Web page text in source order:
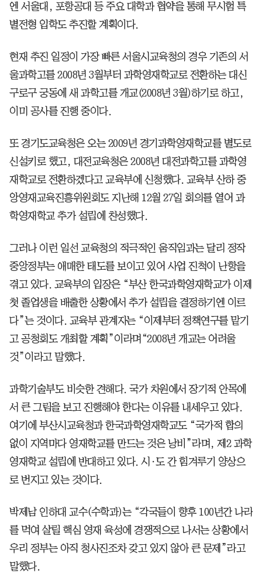
엔 서울대, 포항공대 등 주요 대학과 협약을 통해 무시험 특
별전형 입학도 추진할 계획이다.
현재 추진 일정이 가장 빠른 서울시교육청의 경우 기존의 서
울과학고를 2008년 3월부터 과학영재학교로 전환하는 대신
구로구 궁동에 새 과학고를 개교(2008년 3월)하기로 하고,
이미 공사를 진행 중이다.
또 경기도교육청은 오는 2009년 경기과학영재학교를 별도로
신설키로 했고, 대전교육청은 2008년 대전과학고를 과학영
재학교로 전환하겠다고 교육부에 신청했다. 교육부 산하 중
앙영재교육진흥위원회도 지난해 12월 27일 회의를 열어 과
학영재학교 추가 설립에 찬성했다.
그러나 이런 일선 교육청의 적극적인 움직임과는 달리 정작
중앙정부는 애매한 태도를 보이고 있어 사업 진척이 난항을
겪고 있다. 교육부의 입장은 “부산 한국과학영재학교가 이제
첫 졸업생을 배출한 상황에서 추가 설립을 결정하기엔 이르
다”는 것이다. 교육부 관계자는 “이제부터 정책연구를 맡기
고 공청회도 개최할 계획”이라며“2008년 개교는 어려울
것”이라고 말했다.
과학기술부도 비슷한 견해다. 국가 차원에서 장기적 안목에
서 큰 그림을 보고 진행해야 한다는 이유를 내세우고 있다.
여기에 부산시교육청과 한국과학영재학교도 “국가적 합의
없이 지역마다 영재학교를 만드는 것은 낭비”라며, 제2 과학
영재학교 설립에 반대하고 있다. 시·도 간 힘겨루기 양상으
로 번지고 있는 것이다.
박제남 인하대 교수(수학과)는 “각국들이 향후 100년간 나라
를 먹여 살릴 핵심 영재 육성에 경쟁적으로 나서는 상황에서
우리 정부는 아직 청사진조차 갖고 있지 않아 큰 문제”라고
말했다.